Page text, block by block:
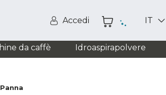
Accedi IT
da caffè Idroaspirapolvere